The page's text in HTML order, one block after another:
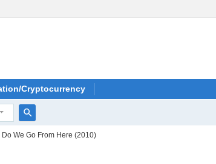
Cryptocurrency
搜
We Go From Here (2010)